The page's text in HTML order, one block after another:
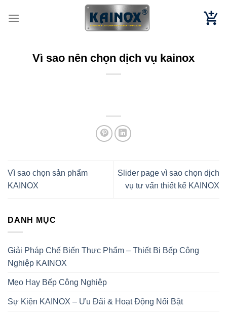
đến
Vì sao nên chọn dịch vụ kainox
Vì sao chọn sản phẩm
KAINOX
Slider page vì sao chọn dịch
vụ tư vấn thiết kế KAINOX
DANH MỤC
Giải Pháp Chế Biến Thực Phẩm – Thiết Bị Bếp Công
Nghiệp KAINOX
Mẹo Hay Bếp Công Nghiệp
Sự Kiện KAINOX – Ưu Đãi & Hoạt Động Nổi Bật